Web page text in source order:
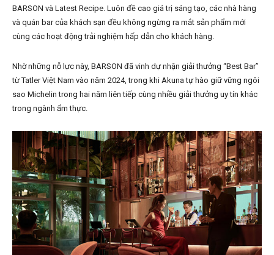
BARSON và Latest Recipe. Luôn đề cao giá trị sáng tạo, các nhà hàng
và quán bar của khách sạn đều không ngừng ra mắt sản phẩm mới
cùng các hoạt động trải nghiệm hấp dẫn cho khách hàng.
Nhờ những nỗ lực này, BARSON đã vinh dự nhận giải thưởng “Best Bar”
từ Tatler Việt Nam vào năm 2024, trong khi Akuna tự hào giữ vững ngôi
sao Michelin trong hai năm liên tiếp cùng nhiều giải thưởng uy tín khác
trong ngành ẩm thực.